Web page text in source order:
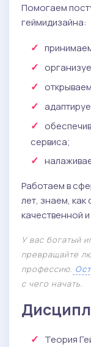
Помогаем
геймидизайна:
сервиса;
Работаем в
лет, знаем,
качественной
У вас богатый
превращайте
профессию.
с чего начать.
Теория